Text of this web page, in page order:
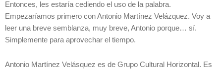
Entonces, les estaría cediendo el uso de la palabra.
Empezaríamos primero con Antonio Martínez Velázquez. Voy a
leer una breve semblanza, muy breve, Antonio porque… sí.
Simplemente para aprovechar el tiempo.
Antonio Martínez Velásquez es de Grupo Cultural Horizontal. Es